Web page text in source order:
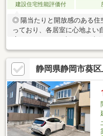
建設住宅性能評価付
◎ 陽当たりと開放感のある住
っており、各居室に心地よい
ています。◎ 子育て世帯に適
6分と近く、低学年のお子様
す。・敷地内には毎日の生活
るスペースを確保していま
設計および建設の住宅性能評
物です。・静岡市葵区緑町の
生活をスタートできます。
静岡県静岡市葵